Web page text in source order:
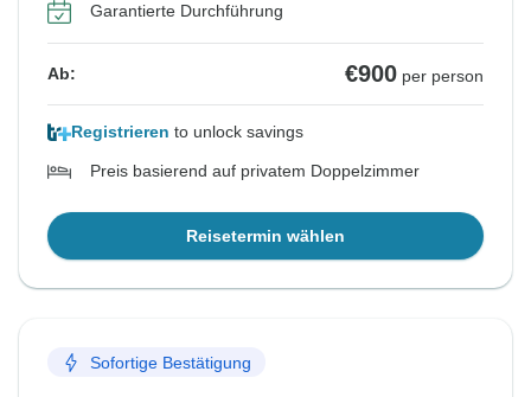
Garantierte Durchführung
Ab: €900 per person
Registrieren to unlock savings
Preis basierend auf privatem Doppelzimmer
Reisetermin wählen
Sofortige Bestätigung